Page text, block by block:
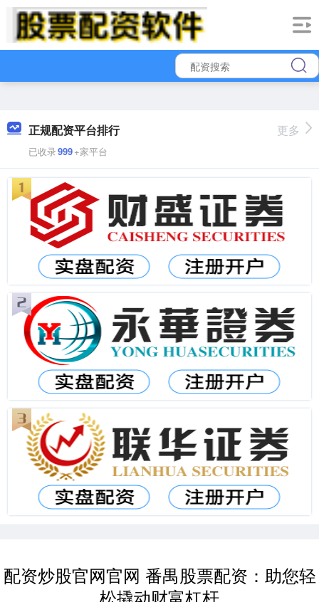
正规配资平台排行
已收录999+家平台
更多
配资炒股官网官网 番禺股票配资：助您轻
松撬动财富杠杆